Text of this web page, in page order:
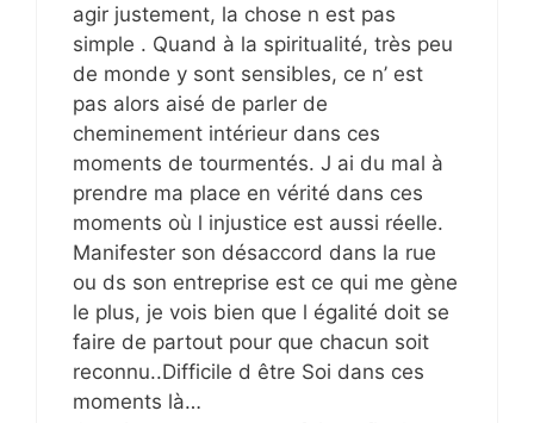
agir justement, la chose n est pas
simple . Quand à la spiritualité, très peu
de monde y sont sensibles, ce n’ est
pas alors aisé de parler de
cheminement intérieur dans ces
moments de tourmentés. J ai du mal à
prendre ma place en vérité dans ces
moments où l injustice est aussi réelle.
Manifester son désaccord dans la rue
ou ds son entreprise est ce qui me gène
le plus, je vois bien que l égalité doit se
faire de partout pour que chacun soit
reconnu..Difficile d être Soi dans ces
moments là…